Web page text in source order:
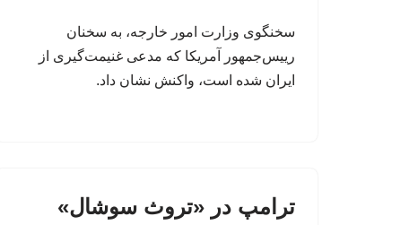
سخنگوی وزارت امور خارجه، به سخنان
رییس‌جمهور آمریکا که مدعی غنیمت‌گیری از
ایران شده است، واکنش نشان داد.
ترامپ در «تروث سوشال»